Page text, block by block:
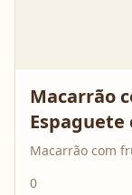
Macarrão
Espaguete
Macarrão com
0